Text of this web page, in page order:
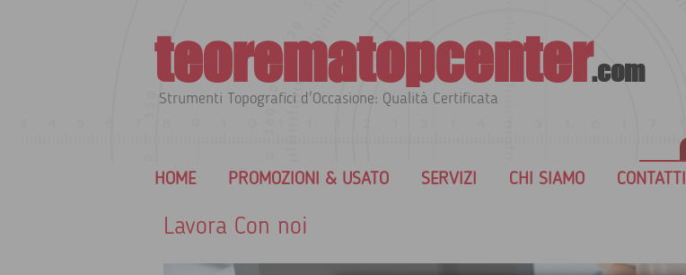
teorematopcenter.com
Strumenti Topografici d'Occasione: Qualità Certificata
HOME PROMOZIONI & USATO SERVIZI CHI SIAMO CONTATTI
Lavora Con noi